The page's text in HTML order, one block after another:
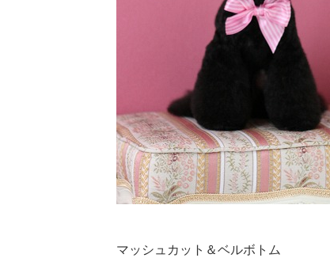
マッシュカット＆ベルボトム